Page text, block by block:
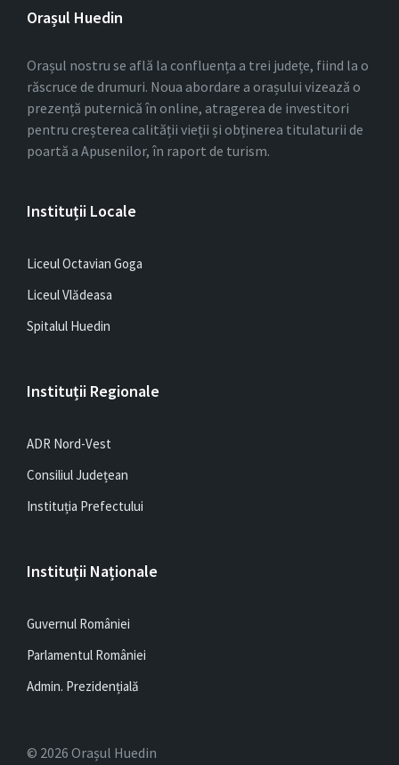
Orașul Huedin
Orașul nostru se află la confluența a trei județe, fiind la o
răscruce de drumuri. Noua abordare a orașului vizează o
prezență puternică în online, atragerea de investitori
pentru creșterea calității vieții și obținerea titulaturii de
poartă a Apusenilor, în raport de turism.
Instituții Locale
Liceul Octavian Goga
Liceul Vlădeasa
Spitalul Huedin
Instituții Regionale
ADR Nord-Vest
Consiliul Județean
Instituția Prefectului
Instituții Naționale
Guvernul României
Parlamentul României
Admin. Prezidențială
© 2026 Orașul Huedin